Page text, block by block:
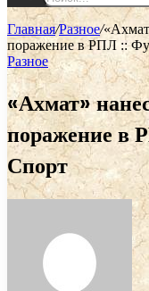
Главная/Разное/
поражение в РПЛ ::
Разное
«Ахмат»
поражение в
Спорт